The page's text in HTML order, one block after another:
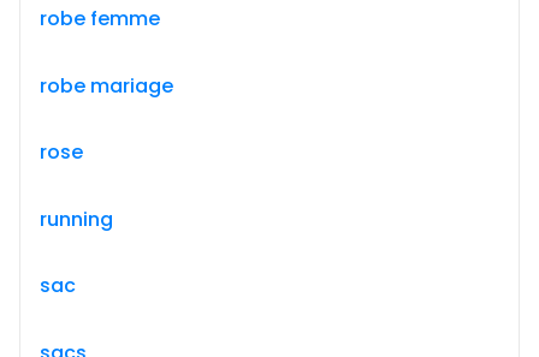
robe femme
robe mariage
rose
running
sac